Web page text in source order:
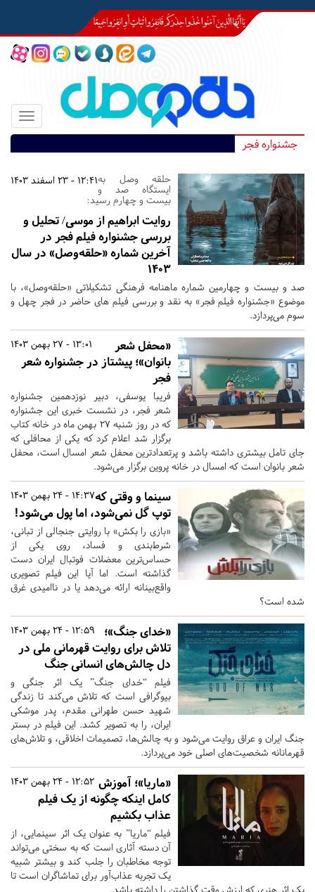
Toggle
جشنواره فجر
12:41 - 23 اسفند 1403حلقه وصل به
ایستگاه صد و
بیست و چهارم رسید:
روایت ابراهیم از موسی/ تحلیل و
بررسی جشنواره فیلم فجر در
آخرین شماره «حلقه‌وصل» در سال
1403
صد و بیست و چهارمین شماره ماهنامه فرهنگی تشکیلاتی «حلقه‌وصل»، با
موضوع «جشنواره فیلم فجر» به نقد و بررسی فیلم های حاضر در فجر چهل و
سوم می‌پردازد.
13:01 - 27 بهمن 1403
«محفل شعر
بانوان»؛ پیشتاز در جشنواره شعر
فجر
فریبا یوسفی، دبیر نوزدهمین جشنواره
شعر فجر، در نشست خبری این جشنواره
که در روز شنبه ۲۷ بهمن ماه در خانه کتاب
برگزار شد اعلام کرد که یکی از محافلی که
جای تامل بیشتری داشته باشد و پرتعدادترین محفل شعر امسال است، محفل
شعر بانوان است که امسال در خانه پروین برگزار می‌شود.
14:37 - 24 بهمن 1403سینما و وقتی که
توپ گل نمی‌شود، اما پول می‌شود!
«بازی را بکش» با روایتی جنجالی از تبانی،
شرط‌بندی و فساد، روی یکی از
حساس‌ترین معضلات فوتبال ایران دست
گذاشته است. اما آیا این فیلم تصویری
واقع‌بینانه ارائه می‌دهد یا در ناامیدی غرق
شده است؟
12:59 - 24 بهمن 1403
«خدای جنگ»؛
تلاش برای روایت قهرمانی ملی در
دل چالش‌های انسانی جنگ
فیلم “خدای جنگ” یک اثر جنگی و
بیوگرافی است که تلاش می‌کند تا زندگی
شهید حسن طهرانی مقدم، پدر موشکی
ایران، را به تصویر کشد. این فیلم در بستر
جنگ ایران و عراق روایت می‌شود و به چالش‌ها، تصمیمات اخلاقی، و تلاش‌های
قهرمانانه شخصیت‌های اصلی خود می‌پردازد.
12:52 - 24 بهمن 1403 «ماریا»؛ آموزش
کامل اینکه چگونه از یک فیلم
عذاب بکشیم
فیلم “ماریا” به عنوان یک اثر سینمایی، از
آن دسته آثاری است که به سختی می‌تواند
توجه مخاطبان را جلب کند و بیشتر شبیه
یک تجربه عذاب‌آور برای تماشاگران است تا